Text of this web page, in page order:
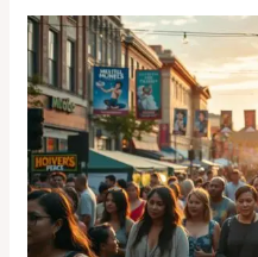
Eventos
culturales
en
Utica
NY
para
disfrutar